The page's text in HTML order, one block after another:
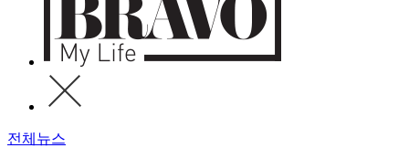
전체뉴스